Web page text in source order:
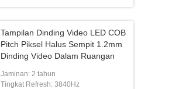
Tampilan Dinding Video LED COB
Pitch Piksel Halus Sempit 1.2mm
Dinding Video Dalam Ruangan
Jaminan: 2 tahun
Tingkat Refresh: 3840Hz